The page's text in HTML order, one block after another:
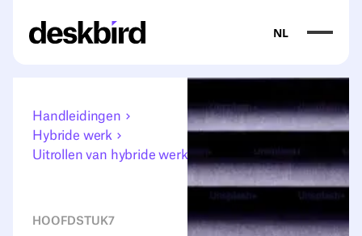
NL
Handleidingen
Hybride werk
Uitrollen van hybride werk
HOOFDSTUK7